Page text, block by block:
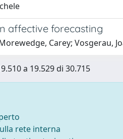
affective forecasting
Carey; Vosgerau,
a 19.529 di 30.715
rete interna